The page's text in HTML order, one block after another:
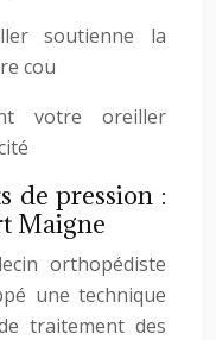
soutienne la
cou
votre oreiller
de pression :
Maigne
orthopédiste
une technique
traitement des